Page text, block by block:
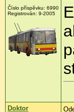
Číslo příspěvku: 6990
Registrován: 9-2005
Doktor